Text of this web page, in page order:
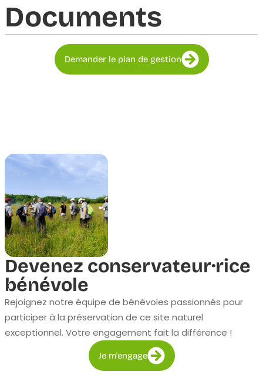
Documents​
Demander le plan de gestion
Devenez conservateur·rice
bénévole
Rejoignez notre équipe de bénévoles passionnés pour
participer à la préservation de ce site naturel
exceptionnel. Votre engagement fait la différence !
Je m'engage